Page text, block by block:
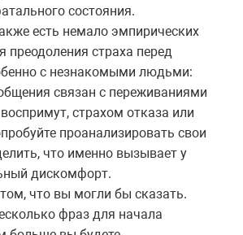
состояния.
есть немало эмпирических
преодоления страха перед
с незнакомыми людьми:
связан с переживаниями
страхом отказа или
проанализировать свои
что именно вызывает у
дискомфорт.
что вы могли бы сказать.
фраз для начала